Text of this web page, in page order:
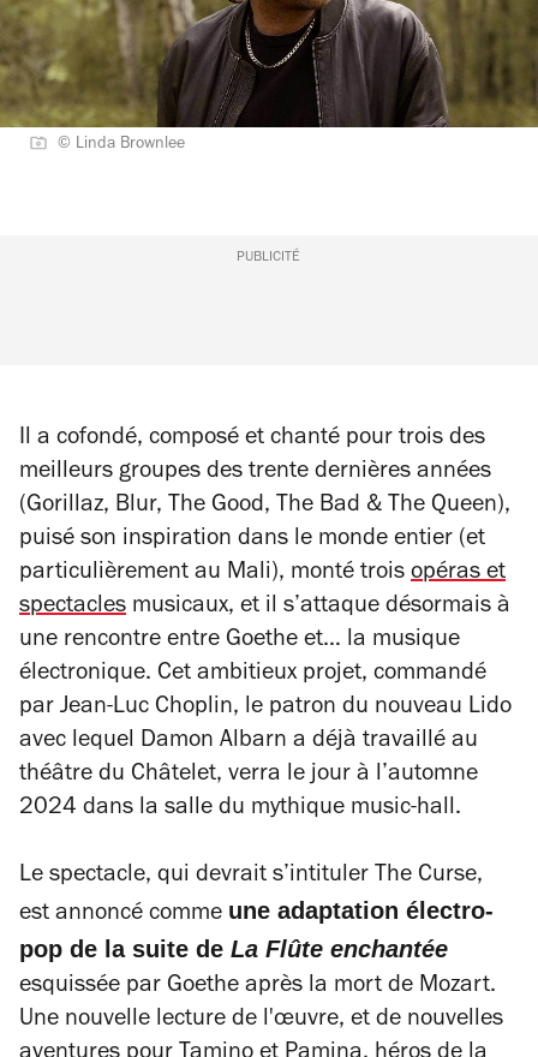
© Linda Brownlee
PUBLICITÉ
Il a cofondé, composé et chanté pour trois des
meilleurs groupes des trente dernières années
(Gorillaz, Blur, The Good, The Bad & The Queen),
puisé son inspiration dans le monde entier (et
particulièrement au Mali), monté trois opéras et
spectacles musicaux, et il s’attaque désormais à
une rencontre entre Goethe et… la musique
électronique. Cet ambitieux projet, commandé
par Jean-Luc Choplin, le patron du nouveau Lido
avec lequel Damon Albarn a déjà travaillé au
théâtre du Châtelet, verra le jour à l’automne
2024 dans la salle du mythique music-hall.
Le spectacle, qui devrait s’intituler The Curse,
est annoncé comme une adaptation électro-
pop de la suite de La Flûte enchantée
esquissée par Goethe après la mort de Mozart.
Une nouvelle lecture de l'œuvre, et de nouvelles